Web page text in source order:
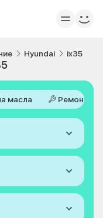
Hyundai ix35
масла Ремонт